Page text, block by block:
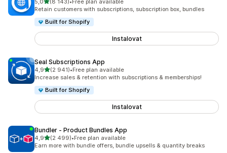
5,0 (8 143)
Celkový počet recenzí: 8143
•Free plan available
Retain customers with subscriptions, subscription box, bundles
Built for Shopify
Instalovat
Seal Subscriptions App
4,9z 5 hvězd
(2 941)
Celkový počet recenzí: 2941
•Free plan available
Increase sales & retention with subscriptions & memberships!
Built for Shopify
Instalovat
Bundler ‑ Product Bundles App
4,9z 5 hvězd
(2 499)
Celkový počet recenzí: 2499
•Free plan available
Earn more with bundle offers, bundle upsells & quantity breaks